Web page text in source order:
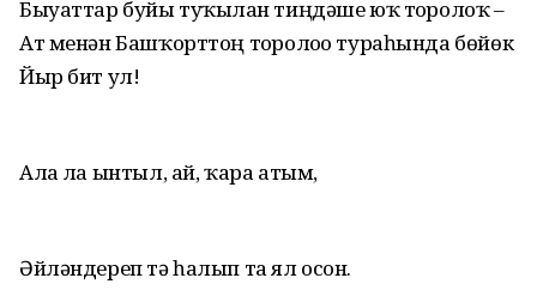
Быуаттар буйы туҡылған тиңдәше юҡ тоғролоҡ –
Ат менән Башҡорттоң тоғролоғо тураһында бөйөк
Йыр бит ул!
Алға ла ынтыл, ай, ҡара атым,
Әйләндереп тә һалып та ял осон.